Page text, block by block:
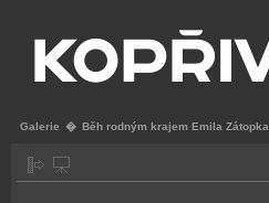
Galerie � Běh rodným krajem Emila Zátopka